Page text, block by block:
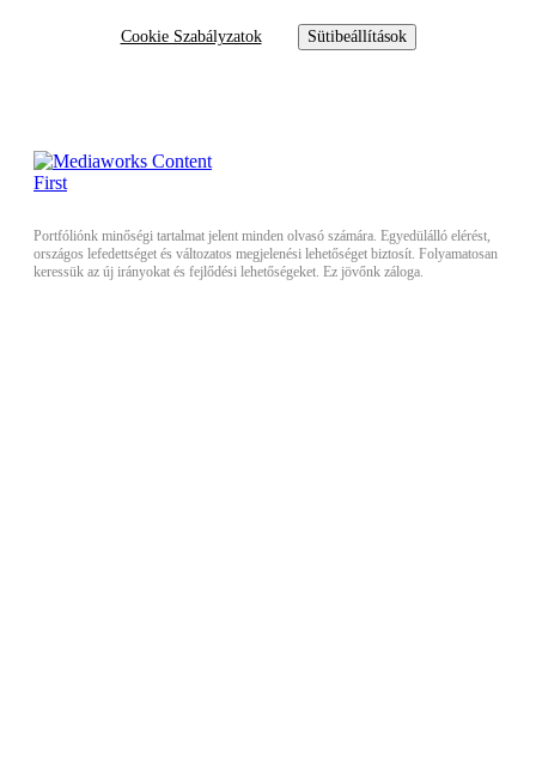
Cookie Szabályzatok Sütibeállítások
Portfóliónk minőségi tartalmat jelent minden olvasó számára. Egyedülálló elérést,
országos lefedettséget és változatos megjelenési lehetőséget biztosít. Folyamatosan
keressük az új irányokat és fejlődési lehetőségeket. Ez jövőnk záloga.